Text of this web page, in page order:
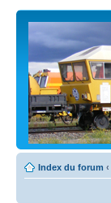
Index du forum ‹